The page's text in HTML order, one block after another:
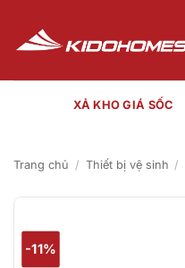
nội
dung
XẢ KHO GIÁ SỐC
Trang chủ / Thiết bị vệ sinh /
-11%